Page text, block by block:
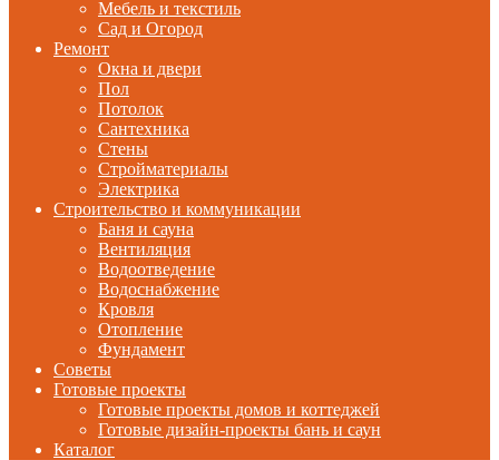
Мебель и текстиль
Сад и Огород
Ремонт
Окна и двери
Пол
Потолок
Сантехника
Стены
Стройматериалы
Электрика
Строительство и коммуникации
Баня и сауна
Вентиляция
Водоотведение
Водоснабжение
Кровля
Отопление
Фундамент
Советы
Готовые проекты
Готовые проекты домов и коттеджей
Готовые дизайн-проекты бань и саун
Каталог